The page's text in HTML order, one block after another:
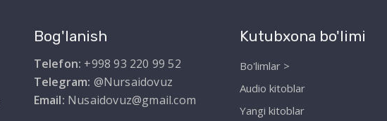
Bog'lanish
Telefon: +998 93 220 99 52
Telegram: @Nursaidovuz
Email: Nusaidovuz@gmail.com
Kutubxona bo'limi
Bo'limlar >
Audio kitoblar
Yangi kitoblar